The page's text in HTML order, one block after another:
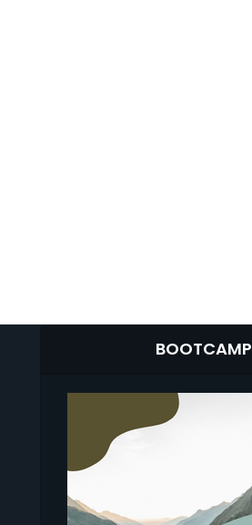
BOOTCAMP